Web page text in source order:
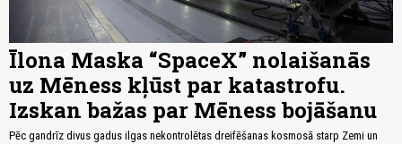
Īlona Maska “SpaceX” nolaišanās
uz Mēness kļūst par katastrofu.
Izskan bažas par Mēness bojāšanu
Pēc gandrīz divus gadus ilgas nekontrolētas dreifēšanas kosmosā starp Zemi un